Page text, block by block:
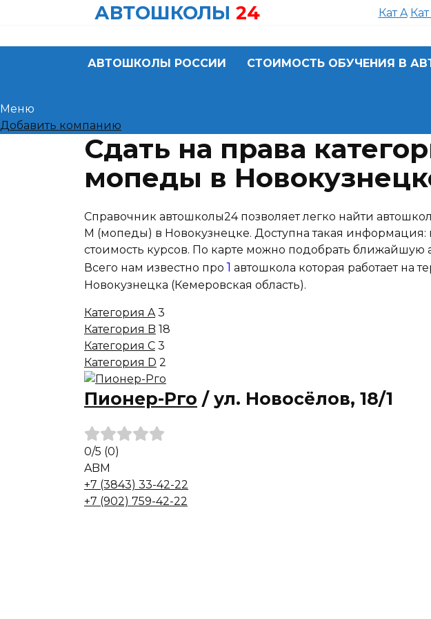
АВТОШКОЛЫ 24 Кат A
АВТОШКОЛЫ РОССИИ СТОИМОСТЬ ОБУЧЕНИЯ В
Меню
Добавить компанию
Сдать на права
мопеды в
Справочник автошколы24 позволяет легко найти
M (мопеды) в Новокузнецке. Доступна такая информация:
стоимость курсов. По карте можно подобрать ближайшую
Всего нам известно про1 автошкола которая работает на
Новокузнецка (Кемеровская область).
Категория A 3
Категория B 18
Категория C 3
Категория D 2
Пионер-Рго / ул. Новосёлов, 18/1
0/5 (0)
AB M
+7 (3843) 33-42-22
+7 (902) 759-42-22